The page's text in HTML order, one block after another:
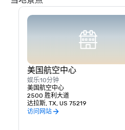
美国航空中心
娱乐10分钟
美国航空中心
2500 胜利大道
达拉斯, TX, US 75219
访问网站